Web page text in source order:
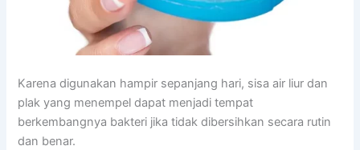
Karena digunakan hampir sepanjang hari, sisa air liur dan
plak yang menempel dapat menjadi tempat
berkembangnya bakteri jika tidak dibersihkan secara rutin
dan benar.